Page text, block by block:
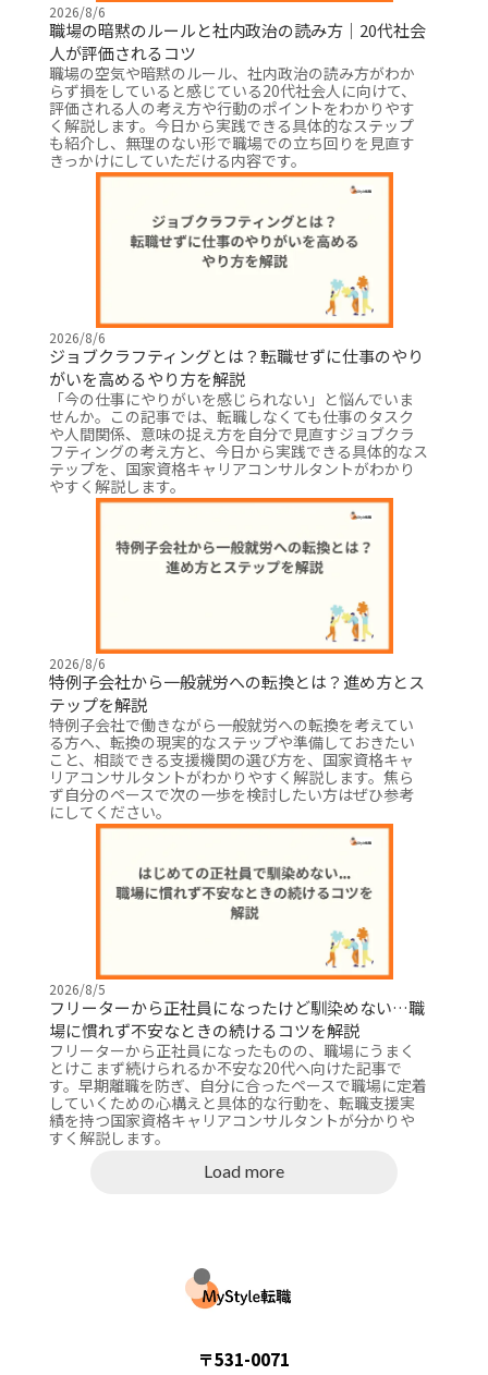
2026/8/6
職場の暗黙のルールと社内政治の読み方｜20代社会
人が評価されるコツ
職場の空気や暗黙のルール、社内政治の読み方がわか
らず損をしていると感じている20代社会人に向けて、
評価される人の考え方や行動のポイントをわかりやす
く解説します。今日から実践できる具体的なステップ
も紹介し、無理のない形で職場での立ち回りを見直す
きっかけにしていただける内容です。
2026/8/6
ジョブクラフティングとは？転職せずに仕事のやり
がいを高めるやり方を解説
「今の仕事にやりがいを感じられない」と悩んでいま
せんか。この記事では、転職しなくても仕事のタスク
や人間関係、意味の捉え方を自分で見直すジョブクラ
フティングの考え方と、今日から実践できる具体的なス
テップを、国家資格キャリアコンサルタントがわかり
やすく解説します。
2026/8/6
特例子会社から一般就労への転換とは？進め方とス
テップを解説
特例子会社で働きながら一般就労への転換を考えてい
る方へ、転換の現実的なステップや準備しておきたい
こと、相談できる支援機関の選び方を、国家資格キャ
リアコンサルタントがわかりやすく解説します。焦ら
ず自分のペースで次の一歩を検討したい方はぜひ参考
にしてください。
2026/8/5
フリーターから正社員になったけど馴染めない…職
場に慣れず不安なときの続けるコツを解説
フリーターから正社員になったものの、職場にうまく
とけこまず続けられるか不安な20代へ向けた記事で
す。早期離職を防ぎ、自分に合ったペースで職場に定着
していくための心構えと具体的な行動を、転職支援実
績を持つ国家資格キャリアコンサルタントが分かりや
すく解説します。
Load more
〒531-0071